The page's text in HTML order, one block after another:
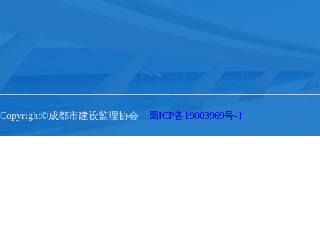
Copyright©成都市建设监理协会 蜀ICP备19003969号-1